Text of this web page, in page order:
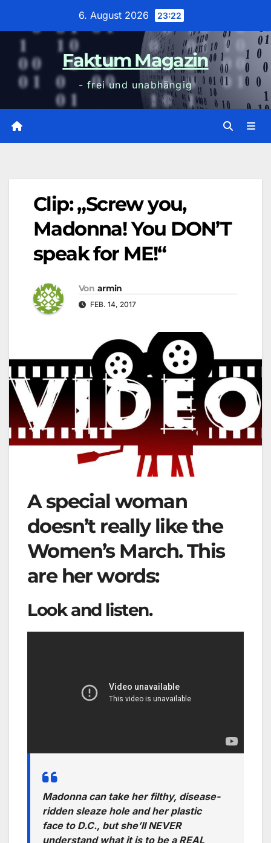
6. August 2026 23:22
Faktum Magazin
- frei und unabhängig
Clip: „Screw you,
Madonna! You DON’T
speak for ME!“
Von armin
FEB. 14, 2017
A special woman
doesn’t really like the
Women’s March. This
are her words:
Look and listen.
Madonna can take her filthy, disease-
ridden sleaze hole and her plastic
face to D.C., but she’ll NEVER
understand what it is to be a REAL